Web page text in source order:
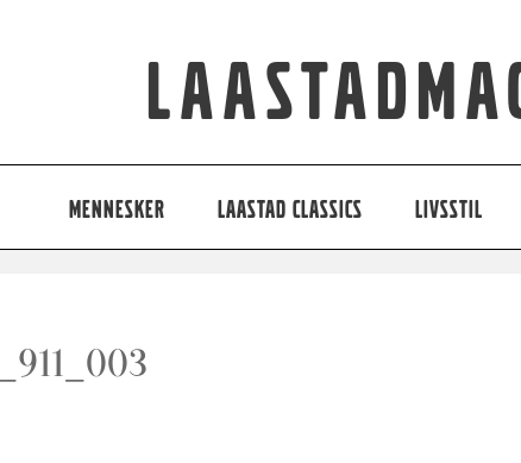
MENNESKER LAASTAD CLASSICS LIVSSTIL